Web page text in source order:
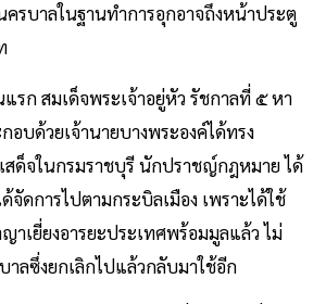
รบาลในฐานทำการอุกอาจถึงหน้าประตู
รก สมเด็จพระเจ้าอยู่หัว รัชกาลที่ ๕ หา
อบด้วยเจ้านายบางพระองค์ได้ทรง
สด็จในกรมราชบุรี นักปราชญ์กฎหมาย ได้
จัดการไปตามกระบิลเมือง เพราะได้ใช้
าเยี่ยงอารยะประเทศพร้อมมูลแล้ว ไม่
าลซึ่งยกเลิกไปแล้วกลับมาใช้อีก